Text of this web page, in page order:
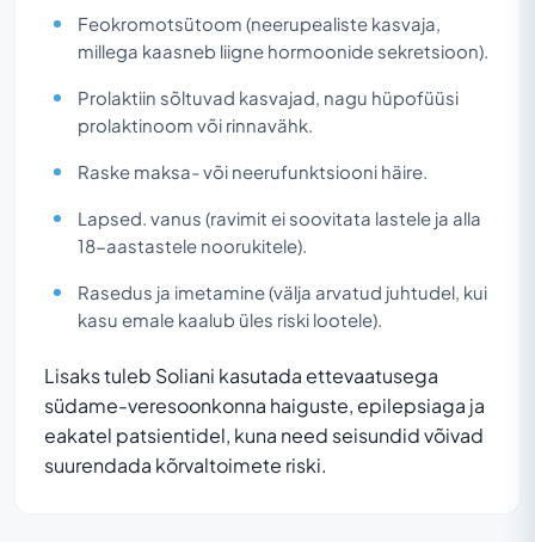
Feokromotsütoom (neerupealiste kasvaja,
millega kaasneb liigne hormoonide sekretsioon).
Prolaktiin sõltuvad kasvajad, nagu hüpofüüsi
prolaktinoom või rinnavähk.
Raske maksa- või neerufunktsiooni häire.
Lapsed. vanus (ravimit ei soovitata lastele ja alla
18-aastastele noorukitele).
Rasedus ja imetamine (välja arvatud juhtudel, kui
kasu emale kaalub üles riski lootele).
Lisaks tuleb Soliani kasutada ettevaatusega
südame-veresoonkonna haiguste, epilepsiaga ja
eakatel patsientidel, kuna need seisundid võivad
suurendada kõrvaltoimete riski.